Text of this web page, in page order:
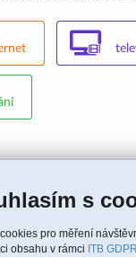
s
pro měření
obsahu v rámci ITB GDPR
810 620, 608 964 464